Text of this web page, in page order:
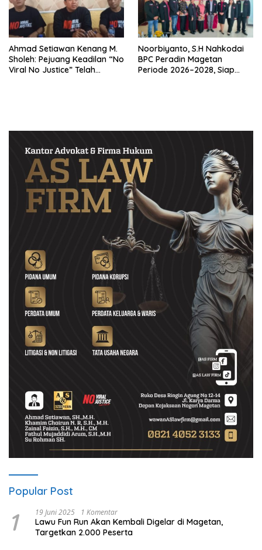
Ahmad Setiawan Kenang M.
Sholeh: Pejuang Keadilan “No
Viral No Justice” Telah
Noorbiyanto, S.H Nahkodai
BPC Peradin Magetan
Periode 2026–2028, Siap
Popular Post
1 19 Juni 2025 1 Komentar
Lawu Fun Run Akan Kembali Digelar di Magetan,
Targetkan 2.000 Peserta